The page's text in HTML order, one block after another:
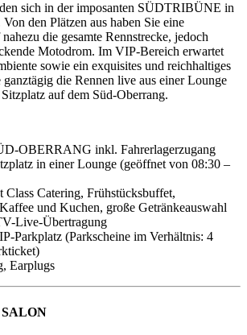
sich in der imposanten SÜDTRIBÜNE in
den Plätzen aus haben Sie eine
die gesamte Rennstrecke, jedoch
Motodrom. Im VIP-Bereich erwartet
sowie ein exquisites und reichhaltiges
die Rennen live aus einer Lounge
auf dem Süd-Oberrang.
OBERRANG inkl. Fahrerlagerzugang
in einer Lounge (geöffnet von 08:30 –
Class Catering, Frühstücksbuffet,
und Kuchen, große Getränkeauswahl
Live-Übertragung
Parkplatz (Parkscheine im Verhältnis: 4
Earplugs